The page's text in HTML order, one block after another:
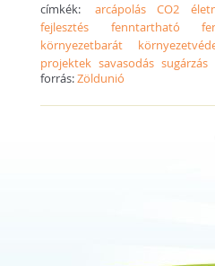
címkék: arcápolás CO2
fejlesztés
fenntartható
környezetbarát
projektek savasodás sugárzás
forrás:Zöldunió